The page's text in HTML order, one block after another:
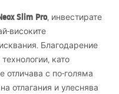
Slim Pro, инвестирате
високите
Благодарение
като
отличава с по-голяма
отлагания и улеснява